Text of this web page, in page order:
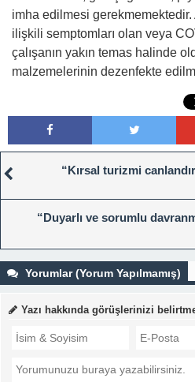
imha edilmesi
ilişkili semptomları olan veya
çalışanın yakın temas halinde
malzemelerinin dezenfekte
“Kırsal turizmi
“Duyarlı ve sorumlu
Yorumlar (Yorum Yapılmamış)
Yazı hakkında görüşlerinizi